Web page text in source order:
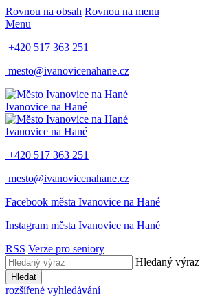
Rovnou na obsah Rovnou na menu
Menu
+420 517 363 251
mesto@ivanovicenahane.cz
Ivanovice na Hané
Ivanovice na Hané
+420 517 363 251
mesto@ivanovicenahane.cz
Facebook města Ivanovice na Hané
Instagram města Ivanovice na Hané
RSS Verze pro seniory
Hledaný výraz
Hledat
rozšířené vyhledávání